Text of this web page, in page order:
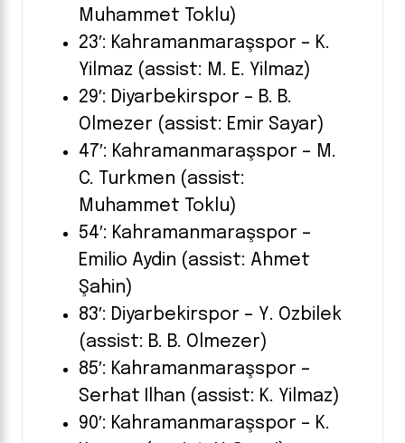
Muhammet Toklu)
23′: Kahramanmaraşspor – K.
Yilmaz (assist: M. E. Yilmaz)
29′: Diyarbekirspor – B. B.
Olmezer (assist: Emir Sayar)
47′: Kahramanmaraşspor – M.
C. Turkmen (assist:
Muhammet Toklu)
54′: Kahramanmaraşspor –
Emilio Aydin (assist: Ahmet
Şahin)
83′: Diyarbekirspor – Y. Ozbilek
(assist: B. B. Olmezer)
85′: Kahramanmaraşspor –
Serhat Ilhan (assist: K. Yilmaz)
90′: Kahramanmaraşspor – K.